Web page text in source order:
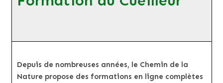
Depuis de nombreuses années, le Chemin de la
Nature propose des formations en ligne complètes